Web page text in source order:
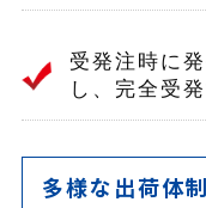
受発注時に
し、完全受
多様な出荷体